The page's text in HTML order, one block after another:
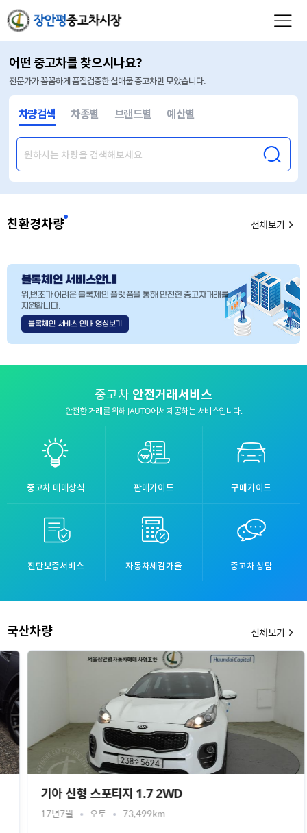
어떤 중고차를 찾으시나요?
전문가가 꼼꼼하게 품질검증한 실매물 중고차만 모았습니다.
차량검색 차종별 브랜드별 예산별
친환경차량 전체보기
블록체인 서비스안내
위,변조가 어려운 블록체인 플랫폼을 통해 안전한 중고차거래를
지원합니다.
블록체인 서비스 안내 영상보기
중고차 안전거래서비스
안전한 거래를 위해 JAUTO에서 제공하는 서비스입니다.
중고차 매매상식 판매가이드 구매가이드
진단보증서비스 자동차세감가율 중고차 상담
국산차량 전체보기
기아 신형 스포티지 1.7 2WD
17년7월 오토 73,499km